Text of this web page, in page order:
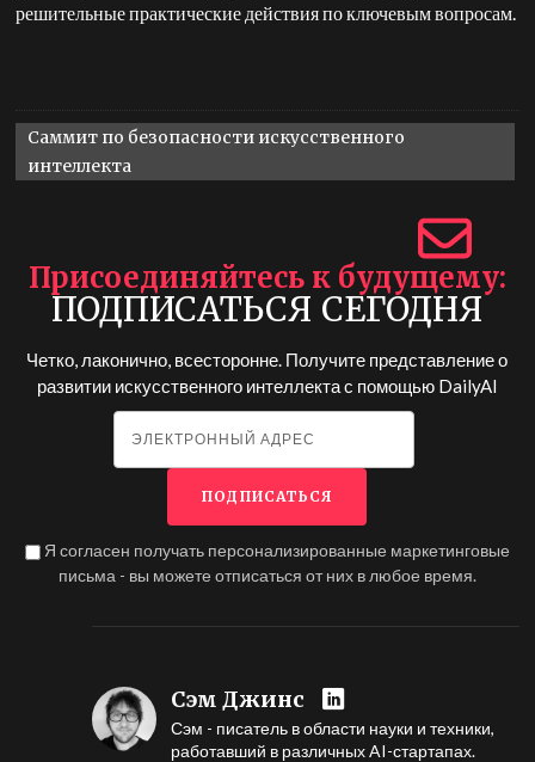
решительные практические действия по ключевым вопросам.
Саммит по безопасности искусственного
интеллекта
Присоединяйтесь к будущему
ПОДПИСАТЬСЯ СЕГОДНЯ
Четко, лаконично, всесторонне. Получите представление о
развитии искусственного интеллекта с помощью DailyAI
Я согласен получать персонализированные маркетинговые
письма - вы можете отписаться от них в любое время.
Сэм Джинс
Сэм - писатель в области науки и техники,
работавший в различных AI-стартапах.